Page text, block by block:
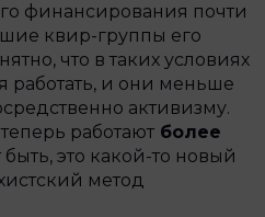
финансирования почти
квир-группы его
что в таких условиях
работать, и они меньше
активизму.
работают более
быть, это какой-то новый
метод